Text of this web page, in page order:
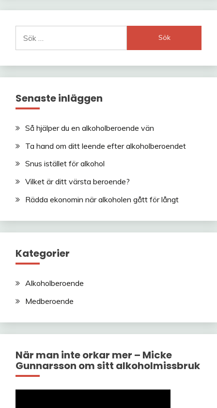
efter:
Senaste inläggen
Så hjälper du en alkoholberoende vän
Ta hand om ditt leende efter alkoholberoendet
Snus istället för alkohol
Vilket är ditt värsta beroende?
Rädda ekonomin när alkoholen gått för långt
Kategorier
Alkoholberoende
Medberoende
När man inte orkar mer – Micke
Gunnarsson om sitt alkoholmissbruk